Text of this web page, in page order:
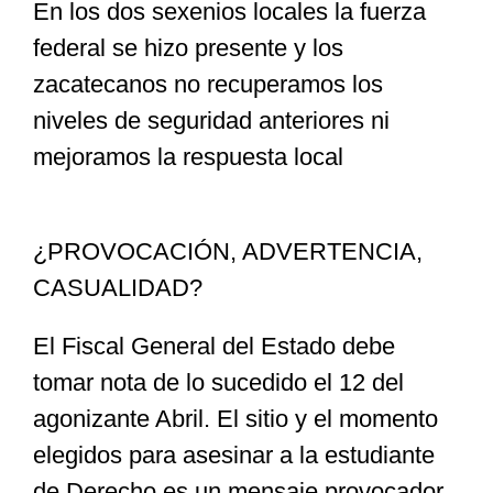
En los dos sexenios locales la fuerza
federal se hizo presente y los
zacatecanos no recuperamos los
niveles de seguridad anteriores ni
mejoramos la respuesta local
¿PROVOCACIÓN, ADVERTENCIA,
CASUALIDAD?
El Fiscal General del Estado debe
tomar nota de lo sucedido el 12 del
agonizante Abril. El sitio y el momento
elegidos para asesinar a la estudiante